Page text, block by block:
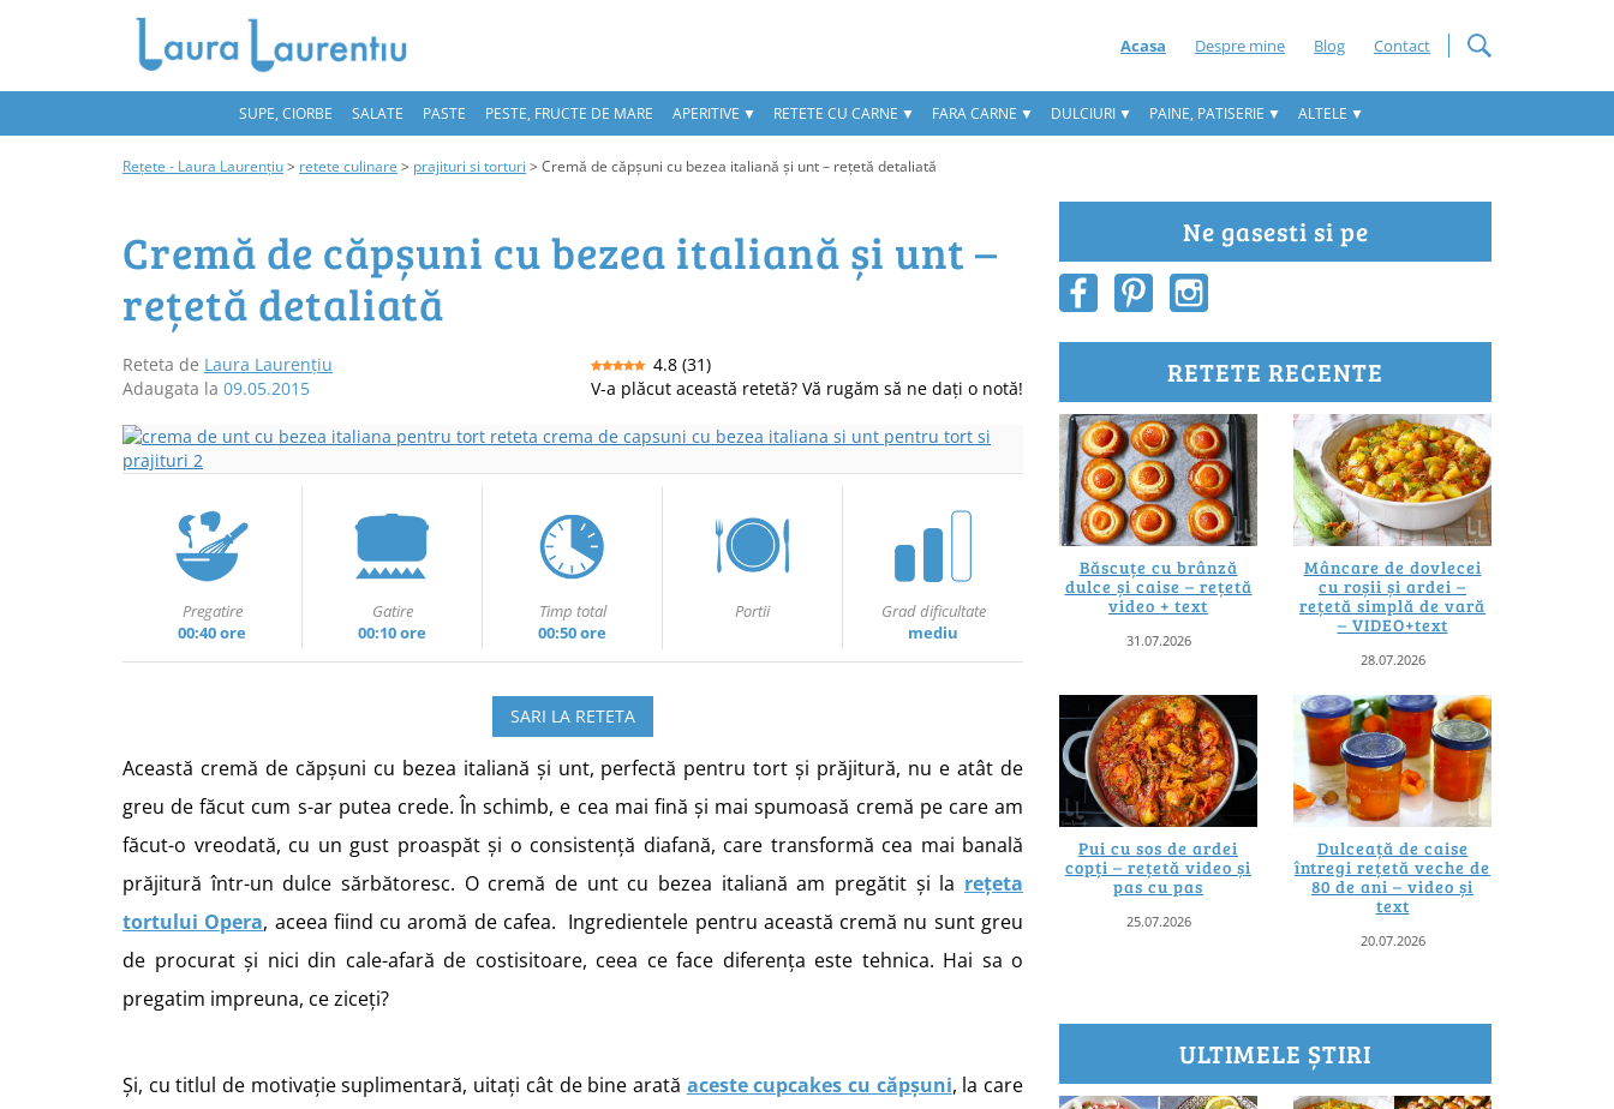
Acasa Despre mine Blog Contact
SUPE, CIORBE SALATE PASTE PESTE, FRUCTE DE MARE APERITIVE RETETE CU CARNE FARA CARNE DULCIURI PAINE, PATISERIE ALTELE
Rețete - Laura Laurențiu> retete culinare > prajituri si torturi > Cremă de căpșuni cu bezea italiană și unt – rețetă detaliată
Cremă de căpșuni cu bezea italiană și unt –
rețetă detaliată
Reteta de Laura Laurențiu
Adaugata la 09.05.2015
4.8 (31)
V-a plăcut această retetă? Vă rugăm să ne dați o notă!
Pregatire
00:40 ore
Gatire
00:10 ore
Timp total
00:50 ore
Portii
Grad dificultate
mediu
SARI LA RETETA
Această cremă de căpșuni cu bezea italiană și unt, perfectă pentru tort și prăjitură, nu e atât de
greu de făcut cum s-ar putea crede. În schimb, e cea mai fină și mai spumoasă cremă pe care am
făcut-o vreodată, cu un gust proaspăt și o consistență diafană, care transformă cea mai banală
prăjitură într-un dulce sărbătoresc. O cremă de unt cu bezea italiană am pregătit și la rețeta
tortului Opera, aceea fiind cu aromă de cafea. Ingredientele pentru această cremă nu sunt greu
de procurat și nici din cale-afară de costisitoare, ceea ce face diferența este tehnica. Hai sa o
pregatim impreuna, ce ziceți?
Și, cu titlul de motivație suplimentară, uitați cât de bine arată aceste cupcakes cu căpșuni, la care
Ne gasesti si pe
RETETE RECENTE
Băscuțe cu brânză
dulce și caise – rețetă
video + text
31.07.2026
Mâncare de dovlecei
cu roșii și ardei –
rețetă simplă de vară
– VIDEO+text
28.07.2026
Pui cu sos de ardei
copți – rețetă video și
pas cu pas
25.07.2026
Dulceață de caise
întregi rețetă veche de
80 de ani – video și
text
20.07.2026
ULTIMELE ȘTIRI